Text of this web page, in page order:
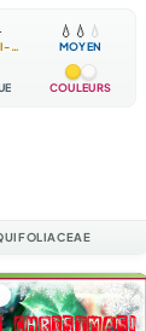
SOLEIL / MI-OMBRE
💧 💧 💧
MOYEN
COULEURS